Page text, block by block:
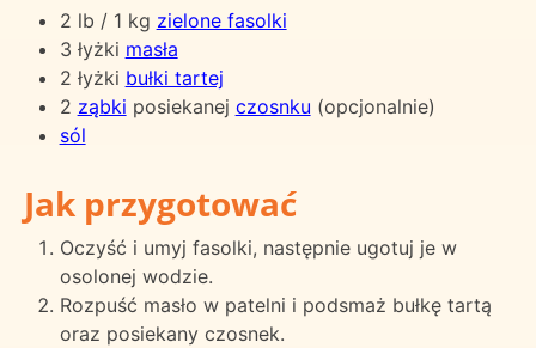
2 lb / 1 kg zielone fasolki
3 łyżki masła
2 łyżki bułki tartej
2 ząbki posiekanej czosnku (opcjonalnie)
sól
Jak przygotować
Oczyść i umyj fasolki, następnie ugotuj je w
osolonej wodzie.
Rozpuść masło w patelni i podsmaż bułkę tartą
oraz posiekany czosnek.